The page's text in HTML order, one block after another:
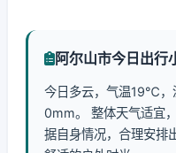
阿尔山市今日出行
今日多云，气温19℃，
0mm。 整体天气适宜
据自身情况，合理安排